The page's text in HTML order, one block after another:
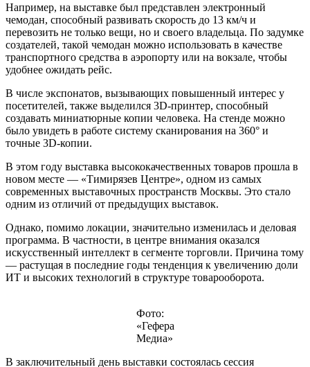
Например, на выставке был представлен электронный
чемодан, способный развивать скорость до 13 км/ч и
перевозить не только вещи, но и своего владельца. По задумке
создателей, такой чемодан можно использовать в качестве
транспортного средства в аэропорту или на вокзале, чтобы
удобнее ожидать рейс.
В числе экспонатов, вызывающих повышенный интерес у
посетителей, также выделился 3D-принтер, способный
создавать миниатюрные копии человека. На стенде можно
было увидеть в работе систему сканирования на 360° и
точные 3D-копии.
В этом году выставка высококачественных товаров прошла в
новом месте — «Тимирязев Центре», одном из самых
современных выставочных пространств Москвы. Это стало
одним из отличий от предыдущих выставок.
Однако, помимо локации, значительно изменилась и деловая
программа. В частности, в центре внимания оказался
искусственный интеллект в сегменте торговли. Причина тому
— растущая в последние годы тенденция к увеличению доли
ИТ и высоких технологий в структуре товарооборота.
Фото:
«Гефера
Медиа»
В заключительный день выставки состоялась сессия